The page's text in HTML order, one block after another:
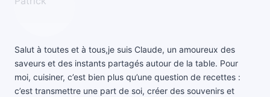
Salut à toutes et à tous,je suis Claude, un amoureux des
saveurs et des instants partagés autour de la table. Pour
moi, cuisiner, c’est bien plus qu’une question de recettes :
c’est transmettre une part de soi, créer des souvenirs et